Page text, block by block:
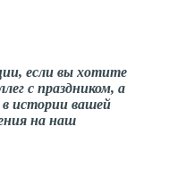
если вы хотите
с праздником, а
истории вашей
на наш